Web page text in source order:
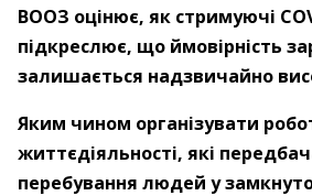
ВООЗ оцінює, як стримуючі
підкреслює, що ймовірність
залишається надзвичайно
Яким чином організувати
життєдіяльності, які
перебування людей у